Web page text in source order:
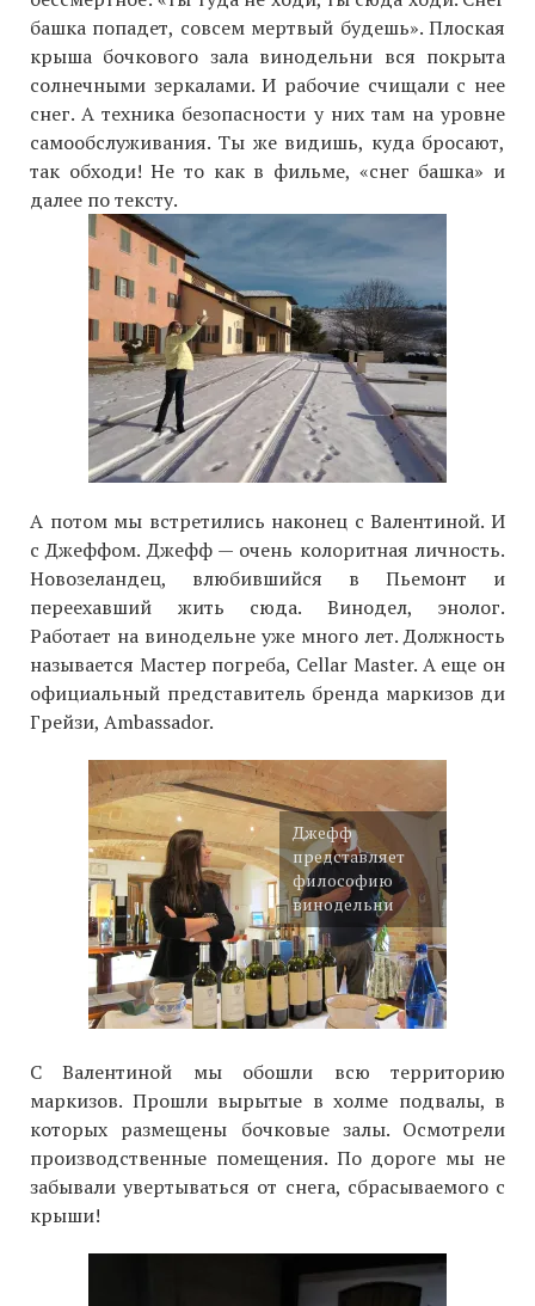
башка попадет, совсем мертвый будешь». Плоская
крыша бочкового зала винодельни вся покрыта
солнечными зеркалами. И рабочие счищали с нее
снег. А техника безопасности у них там на уровне
самообслуживания. Ты же видишь, куда бросают,
так обходи! Не то как в фильме, «снег башка» и
далее по тексту.
А потом мы встретились наконец с Валентиной. И
с Джеффом. Джефф — очень колоритная личность.
Новозеландец, влюбившийся в Пьемонт и
переехавший жить сюда. Винодел, энолог.
Работает на винодельне уже много лет. Должность
называется Мастер погреба, Cellar Master. А еще он
официальный представитель бренда маркизов ди
Грейзи, Ambassador.
Джефф
представляет
философию
винодельни
С Валентиной мы обошли всю территорию
маркизов. Прошли вырытые в холме подвалы, в
которых размещены бочковые залы. Осмотрели
производственные помещения. По дороге мы не
забывали увертываться от снега, сбрасываемого с
крыши!